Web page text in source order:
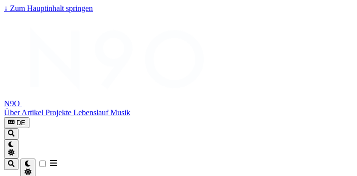
↓ Zum Hauptinhalt springen
N9O
ÜberArtikel Projekte LebenslaufMusik
DE